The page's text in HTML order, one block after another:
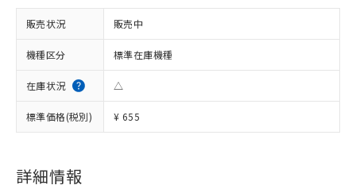
販売状況 販売中
機種区分 標準在庫機種
在庫状況 △
標準価格(税別) ¥ 655
詳細情報